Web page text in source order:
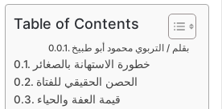
Table of Contents
خطورة الاستهانة بالصغائر
الحصن الحقيقي للفتاة
قيمة العفة والحياء